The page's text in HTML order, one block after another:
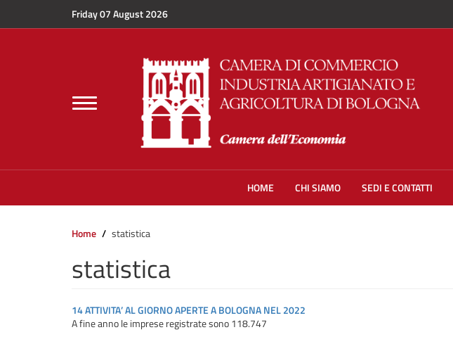
Friday 07 August 2026
Toggle
navigation
HOME CHI SIAMO SEDI E CONTATTI
Home statistica
statistica
14 ATTIVITA’ AL GIORNO APERTE A BOLOGNA NEL 2022
A fine anno le imprese registrate sono 118.747